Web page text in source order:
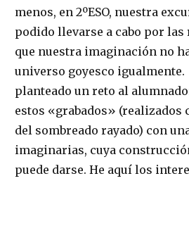
menos, en 2ºESO, nuestra
podido llevarse a cabo por
que nuestra imaginación no
universo goyesco
planteado un reto al
estos «grabados» (realizados
del sombreado rayado) con
imaginarias, cuya
puede darse. He aquí los